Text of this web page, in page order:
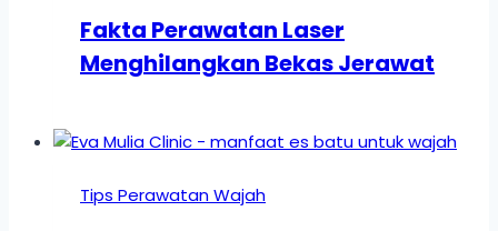
Fakta Perawatan Laser
Menghilangkan Bekas Jerawat
Tips Perawatan Wajah